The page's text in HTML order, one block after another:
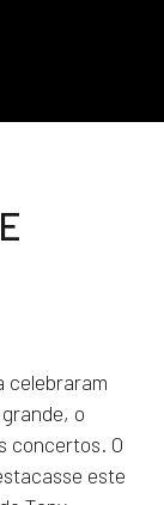
celebraram
o
concertos. O
este